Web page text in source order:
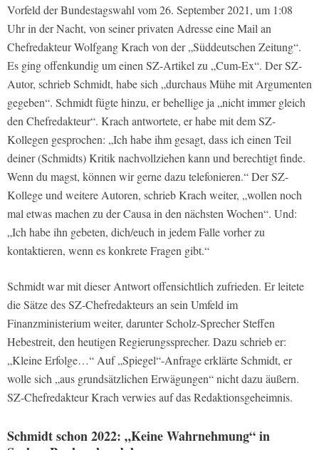
Vorfeld der Bundestagswahl vom 26. September 2021, um 1:08
Uhr in der Nacht, von seiner privaten Adresse eine Mail an
Chefredakteur Wolfgang Krach von der „Süddeutschen Zeitung“.
Es ging offenkundig um einen SZ-Artikel zu „Cum-Ex“. Der SZ-
Autor, schrieb Schmidt, habe sich „durchaus Mühe mit Argumenten
gegeben“. Schmidt fügte hinzu, er behellige ja „nicht immer gleich
den Chefredakteur“. Krach antwortete, er habe mit dem SZ-
Kollegen gesprochen: „Ich habe ihm gesagt, dass ich einen Teil
deiner (Schmidts) Kritik nachvollziehen kann und berechtigt finde.
Wenn du magst, können wir gerne dazu telefonieren.“ Der SZ-
Kollege und weitere Autoren, schrieb Krach weiter, „wollen noch
mal etwas machen zu der Causa in den nächsten Wochen“. Und:
„Ich habe ihn gebeten, dich/euch in jedem Falle vorher zu
kontaktieren, wenn es konkrete Fragen gibt.“
Schmidt war mit dieser Antwort offensichtlich zufrieden. Er leitete
die Sätze des SZ-Chefredakteurs an sein Umfeld im
Finanzministerium weiter, darunter Scholz-Sprecher Steffen
Hebestreit, den heutigen Regierungssprecher. Dazu schrieb er:
„Kleine Erfolge…“ Auf „Spiegel“-Anfrage erklärte Schmidt, er
wolle sich „aus grundsätzlichen Erwägungen“ nicht dazu äußern.
SZ-Chefredakteur Krach verwies auf das Redaktionsgeheimnis.
Schmidt schon 2022: „Keine Wahrnehmung“ in